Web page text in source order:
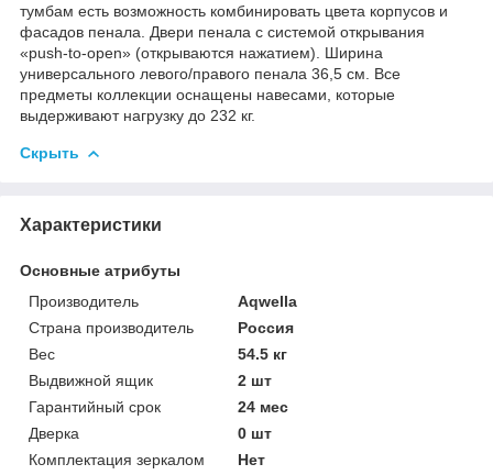
тумбам есть возможность комбинировать цвета корпусов и
фасадов пенала. Двери пенала с системой открывания
«push-to-open» (открываются нажатием). Ширина
универсального левого/правого пенала 36,5 см. Все
предметы коллекции оснащены навесами, которые
выдерживают нагрузку до 232 кг.
Скрыть
Характеристики
Основные атрибуты
Производитель
Aqwella
Страна производитель
Россия
Вес
54.5 кг
Выдвижной ящик
2 шт
Гарантийный срок
24 мес
Дверка
0 шт
Комплектация зеркалом
Нет